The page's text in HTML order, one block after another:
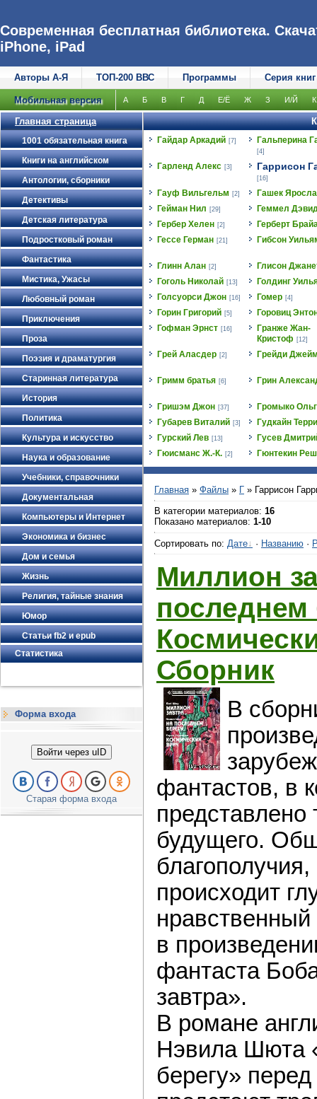
Современная бесплатная библиотека.
iPhone, iPad
Авторы А-Я ТОП-200 ВВС Программы Серия книг
Мобильная версия А Б В Г Д Е/Ё Ж З И/Й К
Главная страница
1001 обязательная книга
Книги на английском
Антологии, сборники
Детективы
Детская литература
Подростковый роман
Фантастика
Мистика, Ужасы
Любовный роман
Приключения
Проза
Поэзия и драматургия
Старинная литература
История
Политика
Культура и искусство
Наука и образование
Учебники, справочники
Документальная
Компьютеры и Интернет
Экономика и бизнес
Дом и семья
Жизнь
Религия, тайные знания
Юмор
Статьи fb2 и epub
Статистика
Форма входа
Войти через uID
Старая форма входа
Гайдар Аркадий [7] Гальперина
[4]
Гарленд Алекс [3] Гаррисон
[16]
Гауф Вильгельм [2]
Гашек
Гейман Нил [29]
Геммел
Гербер Хелен [2]
Герберт
Гессе Герман [21] Гибсон
Глинн Алан [2]
Глисон
Гоголь Николай [13]
Голдинг
Голсуорси Джон [16] Гомер [4]
Горин Григорий [5]
Горовиц
Гофман Эрнст [16]
Гранже Жан-
Кристоф [12]
Грей Аласдер [2] Грейди
Гримм братья [6] Грин
Гришэм Джон [37]
Громыко
Губарев Виталий [3]
Гудкайн Терри
Гурский Лев [13]
Гусев
Гюисманс Ж.-К. [2] Гюнтекин
Главная » Файлы » Г » Гаррисон
В категории материалов: 16
Показано материалов: 1-10
Сортировать по: Дате · Названию ·
Миллион
последнем
Сборник
В
фантастов, в
представлено
будущего.
происходит
в
фантаста
завтра».
В романе
Нэвила Шюта
берегу»